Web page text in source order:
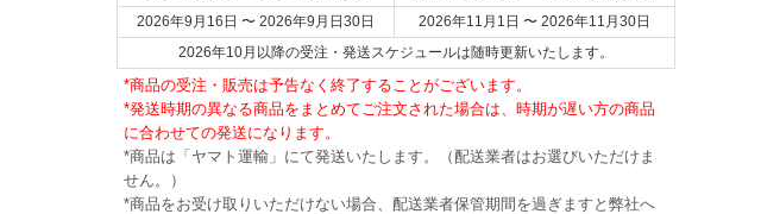
2026年9月16日 〜 2026年9月日30日
2026年11月1日 〜 2026年11月30日
2026年10月以降の受注・発送スケジュールは随時更新いたします。
*商品の受注・販売は予告なく終了することがございます。
*発送時期の異なる商品をまとめてご注文された場合は、時期が遅い方の商品
に合わせての発送になります。
*商品は「ヤマト運輸」にて発送いたします。（配送業者はお選びいただけま
せん。）
*商品をお受け取りいただけない場合、配送業者保管期間を過ぎますと弊社へ